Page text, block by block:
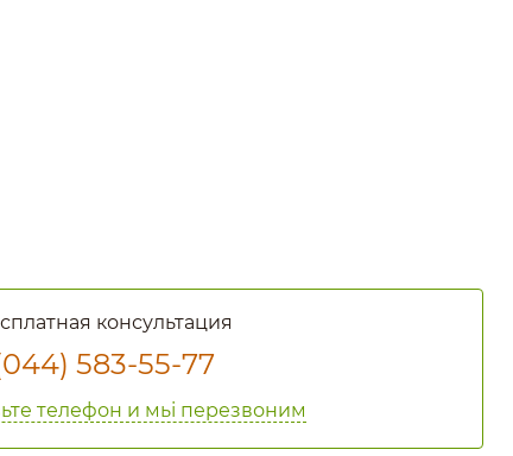
консультация
583-55-77
телефон и мьі перезвоним